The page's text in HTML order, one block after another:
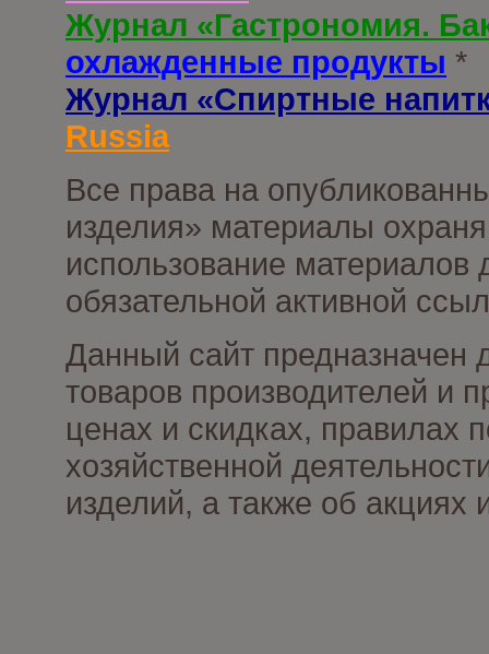
Журнал «Гастрономия.
охлажденные продукты *
Журнал «Спиртные
Russia
Все права на
изделия» материалы
использование материалов
обязательной активной
Данный сайт предназначен
товаров производителей и
ценах и скидках, правилах
хозяйственной
изделий, а также об